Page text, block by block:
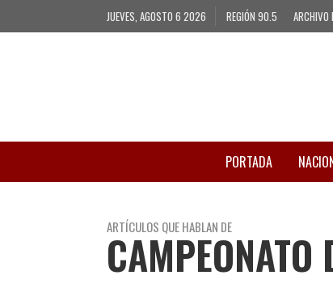
JUEVES, AGOSTO 6 2026 REGIÓN 90.5 ARCHIVO
PORTADA
ARTÍCULOS QUE HABLAN DE
CAMPEONATO